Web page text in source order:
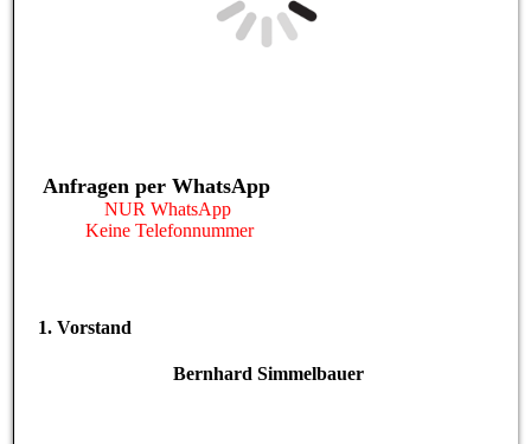
Anfragen per WhatsApp
NUR WhatsApp
Keine Telefonnummer
1. Vorstand
Bernhard Simmelbauer